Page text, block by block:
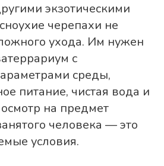
экзотическими
черепахи не
ухода. Им нужен
с
среды,
питание, чистая вода и
на предмет
человека — это
условия.